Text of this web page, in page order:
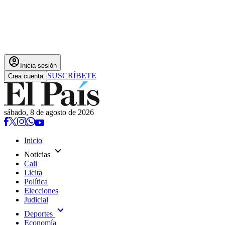
account_circle Inicia sesión
Crea cuenta SUSCRÍBETE
sábado, 8 de agosto de 2026
Inicio
Noticias expand_more
Cali
Licita
Política
Elecciones
Judicial
Deportes expand_more
Economía